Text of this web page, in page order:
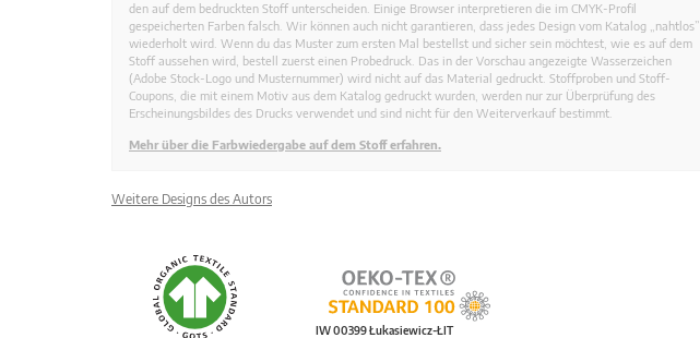
den auf dem bedruckten Stoff unterscheiden. Einige Browser interpretieren die im CMYK-Profil
gespeicherten Farben falsch. Wir können auch nicht garantieren, dass jedes Design vom Katalog „nahtlos”
wiederholt wird. Wenn du das Muster zum ersten Mal bestellst und sicher sein möchtest, wie es auf dem
Stoff aussehen wird, bestell zuerst einen Probedruck. Das in der Vorschau angezeigte Wasserzeichen
(Adobe Stock-Logo und Musternummer) wird nicht auf das Material gedruckt. Stoffproben und Stoff-
Coupons, die mit einem Motiv aus dem Katalog gedruckt wurden, werden nur zur Überprüfung des
Erscheinungsbildes des Drucks verwendet und sind nicht für den Weiterverkauf bestimmt.
Mehr über die Farbwiedergabe auf dem Stoff erfahren.
Weitere Designs des Autors
IW 00399 Łukasiewicz-ŁIT